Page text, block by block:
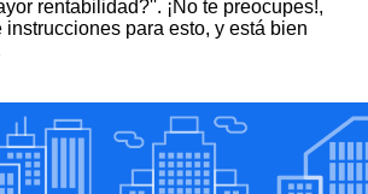
rentabilidad?''. ¡No te preocupes!,
instrucciones para esto, y está bien